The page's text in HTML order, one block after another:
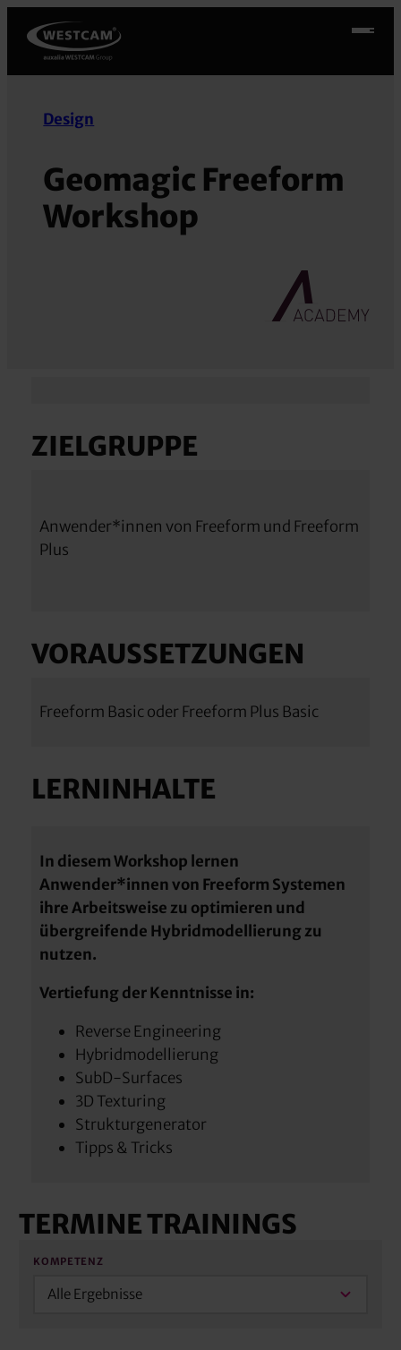
Inhalt
springen
Design
Geomagic Freeform
Workshop
ZIELGRUPPE
Anwender*innen von Freeform und Freeform
Plus
VORAUSSETZUNGEN
Freeform Basic oder Freeform Plus Basic
LERNINHALTE
In diesem Workshop lernen
Anwender*innen von Freeform Systemen
ihre Arbeitsweise zu optimieren und
übergreifende Hybridmodellierung zu
nutzen.
Vertiefung der Kenntnisse in:
Reverse Engineering
Hybridmodellierung
SubD-Surfaces
3D Texturing
Strukturgenerator
Tipps & Tricks
TERMINE TRAININGS
KOMPETENZ
Alle Ergebnisse